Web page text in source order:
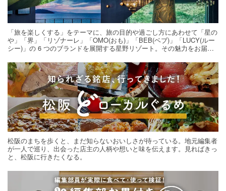
「旅を楽しくする」をテーマに、旅の目的や過ごし方にあわせて「星の
や」「界」「リゾナーレ」「OMO(おも)」「BEB(ベブ)」「LUCY(ルー
シー)」の 6 つのブランドを展開する星野リゾート。その魅力をお届け
松阪のまちを歩くと、まだ知らないおいしさが待っている。地元編集者
が一人で巡り、出会った店主の人柄や想いと味を伝えます。見ればきっ
と、松阪に行きたくなる。